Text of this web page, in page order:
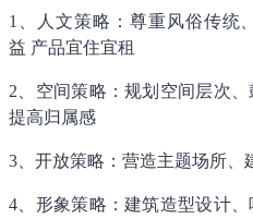
1、
人文策略：尊重风俗传统
益 产品宜住宜租
2、 空间策略：规划空间层次、
提高归属感
3、 开放策略： 营造主题场所、
4、 形象策略：建筑造型设计